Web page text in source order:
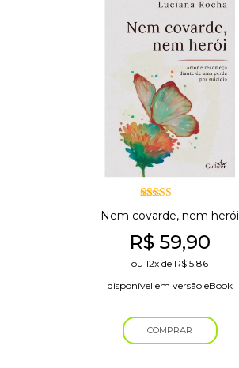
Avaliação
5.00de 5
Nem covarde, nem herói
R$ 59,90
ou 12x de R$ 5,86
disponível em versão eBook
COMPRAR